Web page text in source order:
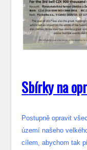
Sbírky na
Postupně opravit
území našeho
cílem, abychom tak